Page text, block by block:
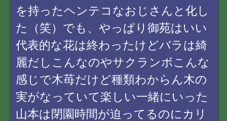
を持ったヘンテコなおじさんと化し
た（笑）でも、やっぱり御苑はいい
代表的な花は終わったけどバラは綺
麗だしこんなのやサクランボこんな
感じで木苺だけど種類わからん木の
実がなっていて楽しい一緒にいった
山本は閉園時間が迫ってるのにカリ